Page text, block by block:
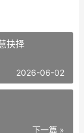
抉择
2026-06-02
下一篇 »